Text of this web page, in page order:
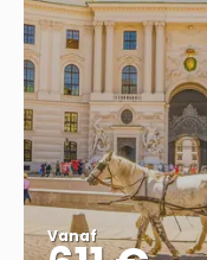
Vanaf